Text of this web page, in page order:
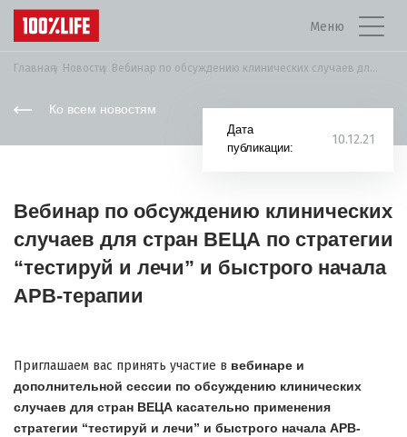
Меню
Главная Новости Вебинар по обсуждению клинических случаев для стран...
Ко всем новостям
Дата
публикации:
10.12.21
Вебинар по обсуждению клинических
случаев для стран ВЕЦА по стратегии
“тестируй и лечи” и быстрого начала
АРВ-терапии
Приглашаем вас принять участие в вебинаре и
дополнительной сессии по обсуждению клинических
случаев для стран ВЕЦА касательно применения
стратегии “тестируй и лечи” и быстрого начала АРВ-